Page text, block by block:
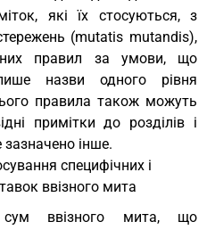
які їх стосуються, з
(mutatis mutandis),
правил за умови, що
назви одного рівня
правила також можуть
примітки до розділів і
зазначено інше.
специфічних і
ввізного мита
сум ввізного мита, що